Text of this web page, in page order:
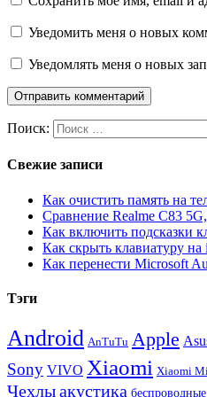
Уведомить меня о новых
Уведомлять меня о новых
Поиск:
Свежие записи
Как очистить память на
Сравнение Realme C83
Как включить подсказки
Как скрыть клавиатуру
Как перенести Microsoft
Тэги
Android AnTuTu Apple
Sony VIVO Xiaomi Xiaomi
Чехлыакустика